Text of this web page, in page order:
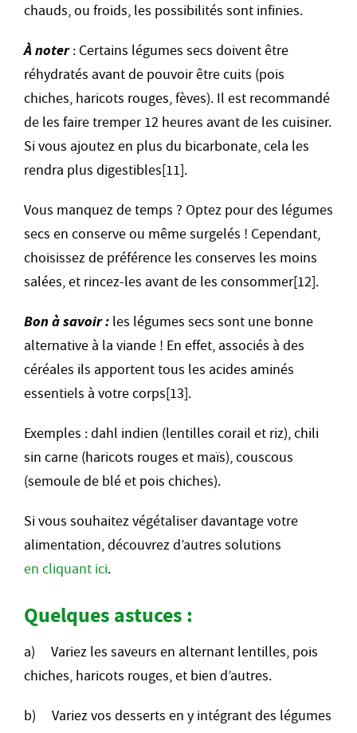
chauds, ou froids, les possibilités sont infinies.
À noter: Certains légumes secs doivent être
réhydratés avant de pouvoir être cuits (pois
chiches, haricots rouges, fèves). Il est recommandé
de les faire tremper 12 heures avant de les cuisiner.
Si vous ajoutez en plus du bicarbonate, cela les
rendra plus digestibles[11].
Vous manquez de temps ? Optez pour des légumes
secs en conserve ou même surgelés ! Cependant,
choisissez de préférence les conserves les moins
salées, et rincez-les avant de les consommer[12].
Bon à savoir : les légumes secs sont une bonne
alternative à la viande ! En effet, associés à des
céréales ils apportent tous les acides aminés
essentiels à votre corps[13].
Exemples : dahl indien (lentilles corail et riz), chili
sin carne (haricots rouges et maïs), couscous
(semoule de blé et pois chiches).
Si vous souhaitez végétaliser davantage votre
alimentation, découvrez d’autres solutions
en cliquant ici.
Quelques astuces :
a) Variez les saveurs en alternant lentilles, pois
chiches, haricots rouges, et bien d’autres.
b) Variez vos desserts en y intégrant des légumes